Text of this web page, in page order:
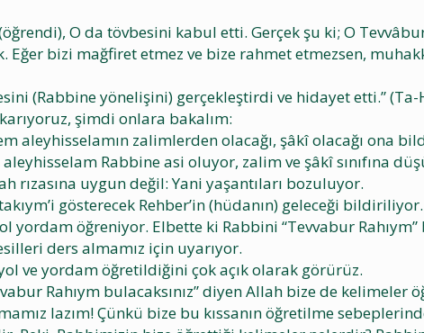
O da tövbesini kabul etti. Gerçek şu ki; O Tevvâbur
Eğer bizi mağfiret etmez ve bize rahmet etmezsen,
(Rabbine yönelişini) gerçekleştirdi ve hidayet etti.” (Ta-
şimdi onlara bakalım:
aleyhisselamın zalimlerden olacağı, şâkî olacağı ona
Rabbine asi oluyor, zalim ve şâkî sınıfına
rızasına uygun değil: Yani yaşantıları bozuluyor.
gösterecek Rehber’in (hüdanın) geleceği bildiriliyor.
öğreniyor. Elbette ki Rabbini “Tevvabur
ders almamız için uyarıyor.
ve yordam öğretildiğini çok açık olarak görürüz.
Rahıym bulacaksınız” diyen Allah bize de
lazım! Çünkü bize bu kıssanın öğretilme